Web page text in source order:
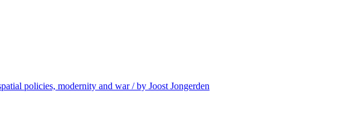
policies, modernity and war / by Joost Jongerden